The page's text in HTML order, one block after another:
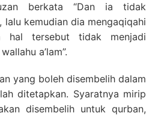
berkata “Dan ia tidak
lalu kemudian dia mengaqiqahi
hal tersebut tidak menjadi
a’lam”.
yang boleh disembelih dalam
ditetapkan. Syaratnya mirip
disembelih untuk qurban,